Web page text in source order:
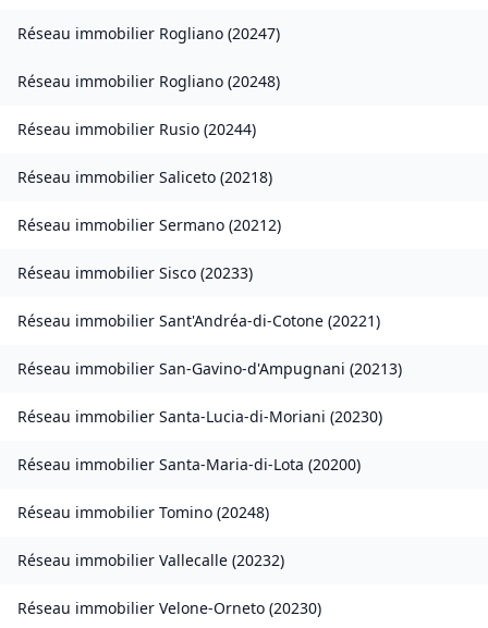
Réseau immobilier Rogliano (20247)
Réseau immobilier Rogliano (20248)
Réseau immobilier Rusio (20244)
Réseau immobilier Saliceto (20218)
Réseau immobilier Sermano (20212)
Réseau immobilier Sisco (20233)
Réseau immobilier Sant'Andréa-di-Cotone (20221)
Réseau immobilier San-Gavino-d'Ampugnani (20213)
Réseau immobilier Santa-Lucia-di-Moriani (20230)
Réseau immobilier Santa-Maria-di-Lota (20200)
Réseau immobilier Tomino (20248)
Réseau immobilier Vallecalle (20232)
Réseau immobilier Velone-Orneto (20230)